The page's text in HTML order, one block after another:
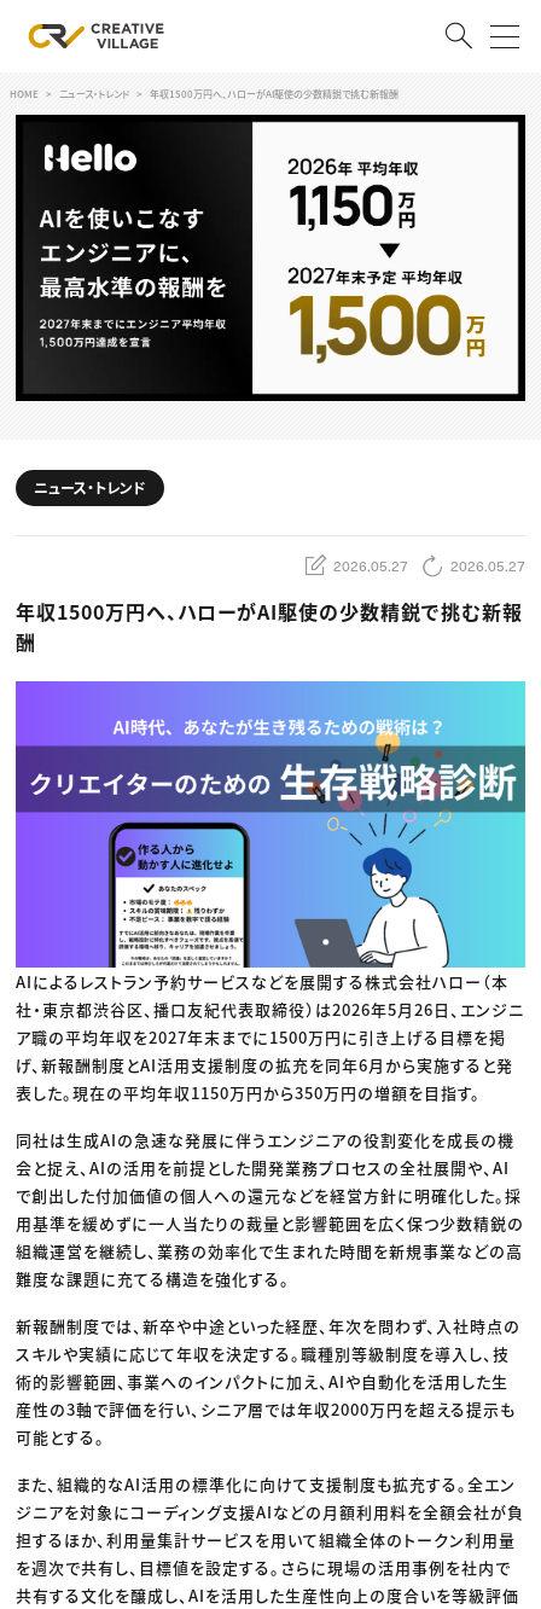
ログイン
クリエイター求人を探す
CREATIVE JOB求人検索
特集求人
転職支援サービス
CONTENTS
スキルアップしたい！ トップ
デザイン
動画配信・映像制作
ディレクション
業界解説・キャリア事情
お役立ち基礎知識
TOP Creator’s コラム
ゲームクリエイター
映像クリエイター
マーケッター
C＆R Magazine
ニュース・トレンド
ゲーム・エンタメ
広告
出版
CREATIVE VILLAGEからのお知らせ
プロフェッショナル×つながる×メディア
HOME ニュース・トレンド 年収1500万円へ、ハローがAI駆使の少数精鋭で挑む新報酬
ニュース・トレンド
2026.05.27 2026.05.27
年収1500万円へ、ハローがAI駆使の少数精鋭で挑む新報
酬
AIによるレストラン予約サービスなどを展開する株式会社ハロー（本
社・東京都渋谷区、播口友紀代表取締役）は2026年5月26日、エンジニ
ア職の平均年収を2027年末までに1500万円に引き上げる目標を掲
げ、新報酬制度とAI活用支援制度の拡充を同年6月から実施すると発
表した。現在の平均年収1150万円から350万円の増額を目指す。
同社は生成AIの急速な発展に伴うエンジニアの役割変化を成長の機
会と捉え、AIの活用を前提とした開発業務プロセスの全社展開や、AI
で創出した付加価値の個人への還元などを経営方針に明確化した。採
用基準を緩めずに一人当たりの裁量と影響範囲を広く保つ少数精鋭の
組織運営を継続し、業務の効率化で生まれた時間を新規事業などの高
難度な課題に充てる構造を強化する。
新報酬制度では、新卒や中途といった経歴、年次を問わず、入社時点の
スキルや実績に応じて年収を決定する。職種別等級制度を導入し、技
術的影響範囲、事業へのインパクトに加え、AIや自動化を活用した生
産性の3軸で評価を行い、シニア層では年収2000万円を超える提示も
可能とする。
また、組織的なAI活用の標準化に向けて支援制度も拡充する。全エン
ジニアを対象にコーディング支援AIなどの月額利用料を全額会社が負
担するほか、利用量集計サービスを用いて組織全体のトークン利用量
を週次で共有し、目標値を設定する。さらに現場の活用事例を社内で
共有する文化を醸成し、AIを活用した生産性向上の度合いを等級評価